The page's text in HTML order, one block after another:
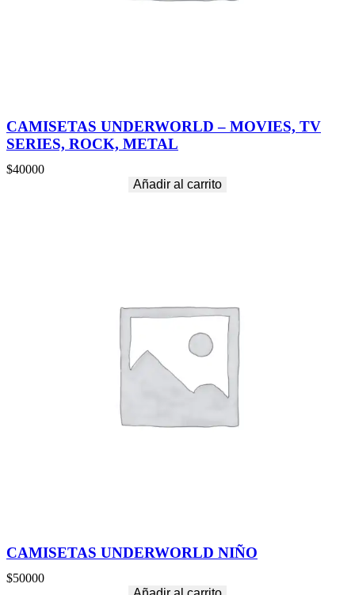
CAMISETAS UNDERWORLD – MOVIES, TV
SERIES, ROCK, METAL
$40000
Añadir al carrito
CAMISETAS UNDERWORLD NIÑO
$50000